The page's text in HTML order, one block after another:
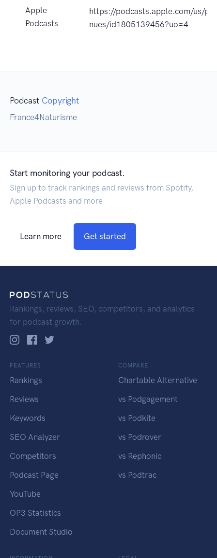
Apple
Podcasts
https://podcasts.apple.com/us/
nues/id1805139456?uo=4
Podcast Copyright
France4Naturisme
Start monitoring your podcast.
Sign up to track rankings and reviews from Spotify,
Apple Podcasts and more.
Learn more Get started
Rankings, reviews, SEO, competitors, and analytics
for podcast growth.
FEATURES
Rankings
Reviews
Keywords
SEO Analyzer
Competitors
Podcast Page
YouTube
OP3 Statistics
Document Studio
COMPARE
Chartable Alternative
vs Podgagement
vs Podkite
vs Podrover
vs Rephonic
vs Podtrac